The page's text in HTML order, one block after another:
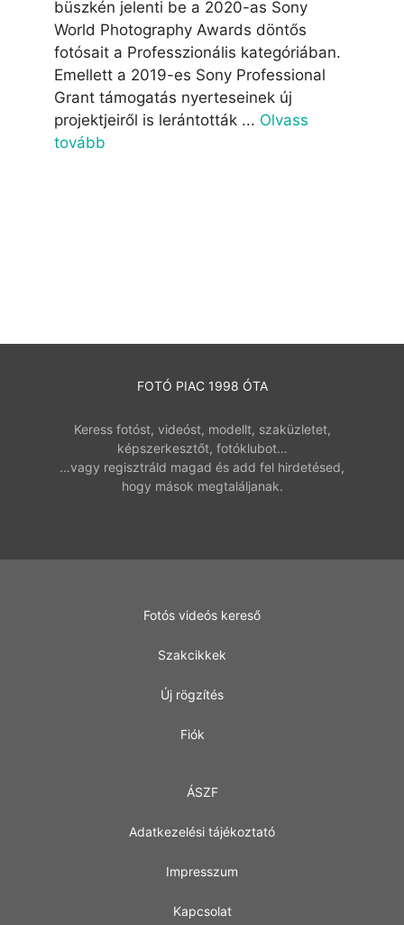
büszkén jelenti be a 2020-as Sony
World Photography Awards döntős
fotósait a Professzionális kategóriában.
Emellett a 2019-es Sony Professional
Grant támogatás nyerteseinek új
projektjeiről is lerántották ... Olvass
tovább
FOTÓ PIAC 1998 ÓTA
Keress fotóst, videóst, modellt, szaküzletet,
képszerkesztőt, fotóklubot…
…vagy regisztráld magad és add fel hirdetésed,
hogy mások megtaláljanak.
Fotós videós kereső
Szakcikkek
Új rögzítés
Fiók
ÁSZF
Adatkezelési tájékoztató
Impresszum
Kapcsolat